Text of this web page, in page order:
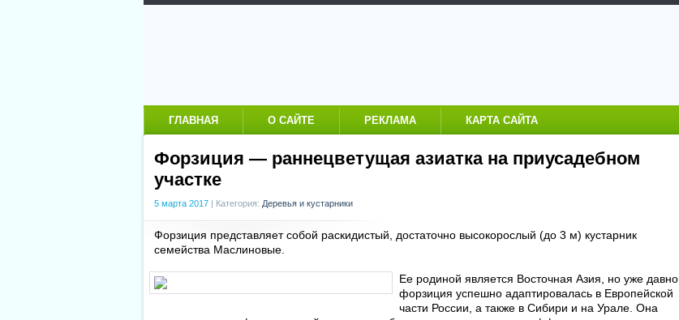
ГЛАВНАЯ О САЙТЕ РЕКЛАМА КАРТА САЙТА
Форзиция — раннецветущая азиатка на приусадебном
участке
5 марта 2017 | Категория: Деревья и кустарники
Форзиция представляет собой раскидистый, достаточно высокорослый (до 3 м) кустарник
семейства Маслиновые.
Ее родиной является Восточная Азия, но уже давно
форзиция успешно адаптировалась в Европейской
части России, а также в Сибири и на Урале. Она